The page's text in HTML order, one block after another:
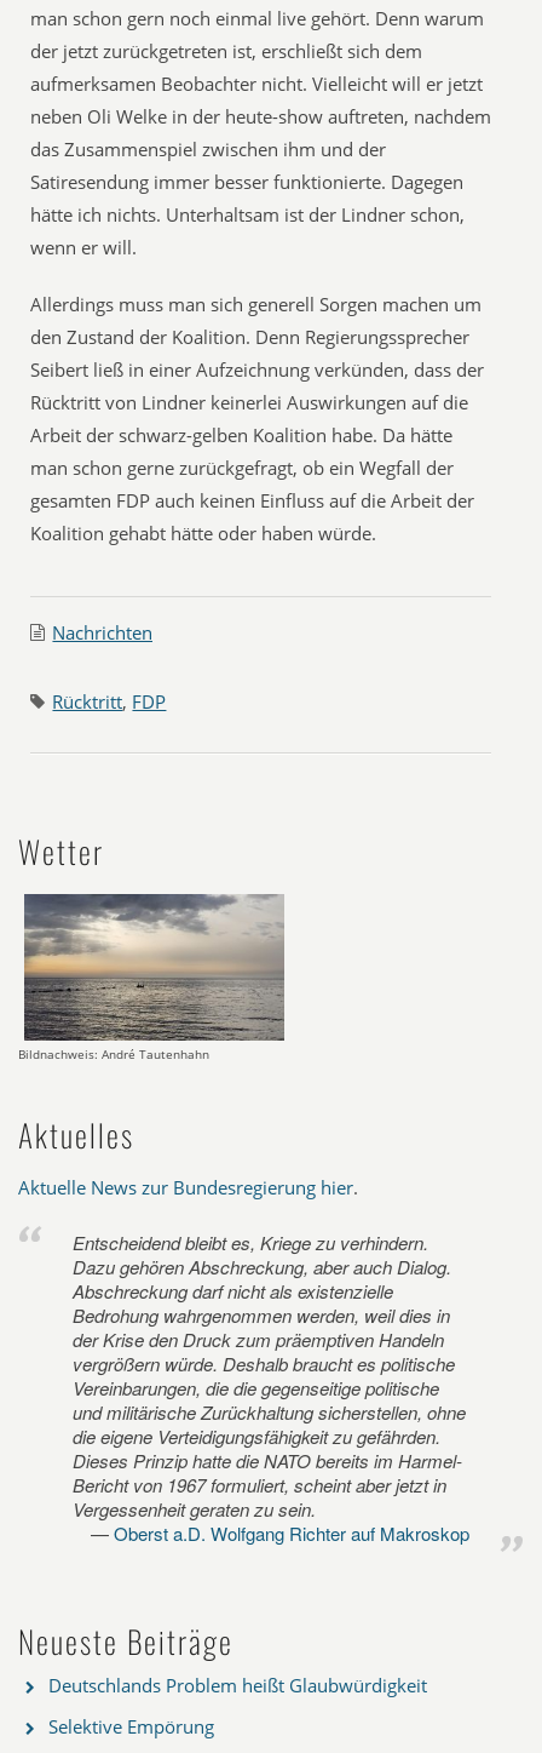
man schon gern noch einmal live gehört. Denn warum
der jetzt zurückgetreten ist, erschließt sich dem
aufmerksamen Beobachter nicht. Vielleicht will er jetzt
neben Oli Welke in der heute-show auftreten, nachdem
das Zusammenspiel zwischen ihm und der
Satiresendung immer besser funktionierte. Dagegen
hätte ich nichts. Unterhaltsam ist der Lindner schon,
wenn er will.
Allerdings muss man sich generell Sorgen machen um
den Zustand der Koalition. Denn Regierungssprecher
Seibert ließ in einer Aufzeichnung verkünden, dass der
Rücktritt von Lindner keinerlei Auswirkungen auf die
Arbeit der schwarz-gelben Koalition habe. Da hätte
man schon gerne zurückgefragt, ob ein Wegfall der
gesamten FDP auch keinen Einfluss auf die Arbeit der
Koalition gehabt hätte oder haben würde.
Nachrichten
Rücktritt, FDP
Wetter
Bildnachweis: André Tautenhahn
Aktuelles
Aktuelle News zur Bundesregierung hier.
Entscheidend bleibt es, Kriege zu verhindern.
Dazu gehören Abschreckung, aber auch Dialog.
Abschreckung darf nicht als existenzielle
Bedrohung wahrgenommen werden, weil dies in
der Krise den Druck zum präemptiven Handeln
vergrößern würde. Deshalb braucht es politische
Vereinbarungen, die die gegenseitige politische
und militärische Zurückhaltung sicherstellen, ohne
die eigene Verteidigungsfähigkeit zu gefährden.
Dieses Prinzip hatte die NATO bereits im Harmel-
Bericht von 1967 formuliert, scheint aber jetzt in
Vergessenheit geraten zu sein.
Oberst a.D. Wolfgang Richter auf Makroskop
Neueste Beiträge
Deutschlands Problem heißt Glaubwürdigkeit
Selektive Empörung